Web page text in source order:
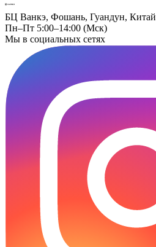
БЦ Ванкэ, Фошань, Гуандун, Китай
Пн–Пт 5:00–14:00 (Мск)
Мы в социальных сетях